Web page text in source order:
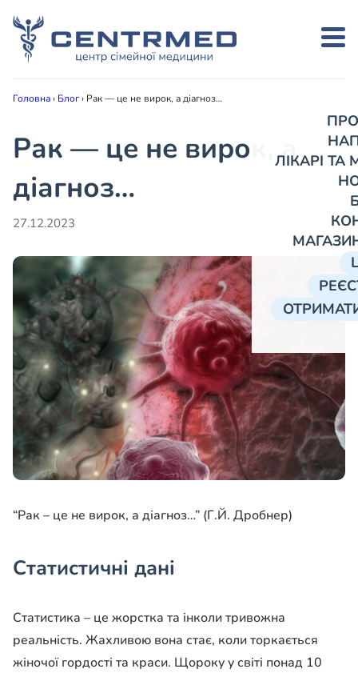
ЛІКАРІ
Головна› Блог› Рак — це не вирок, а діагноз…
Рак — це не вирок, а
діагноз…
27.12.2023
“Рак – це не вирок, а діагноз…” (Г.Й. Дробнер)
Статистичні дані
Статистика – це жорстка та інколи тривожна
реальність. Жахливою вона стає, коли торкається
жіночої гордості та краси. Щороку у світі понад 10